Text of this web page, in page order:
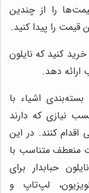
را از چندین
قیمت را پیدا کنید.
کنید که نایلون
ارائه دهد.
اشیاء با
نیازی که دارند
اقدام کنند. در این
منعطف متناسب با
حبابدار برای
لپ‌تاپ و